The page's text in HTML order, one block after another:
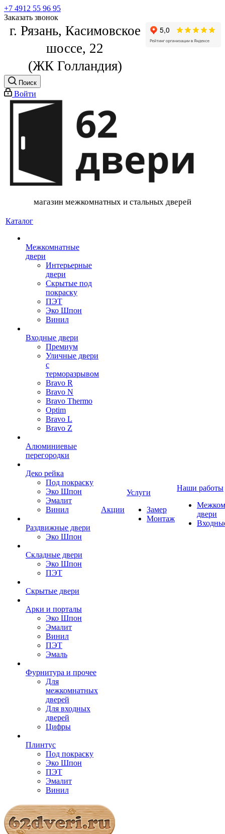
+7 4912 55 96 95
Заказать звонок
г. Рязань, Касимовское
шоссе, 22
(ЖК Голландия)
Поиск
Войти
магазин межкомнатных и стальных дверей
Каталог
Межкомнатные
двери
Интерьерные
двери
Скрытые под
покраску
ПЭТ
Эко Шпон
Винил
Входные двери
Премиум
Уличные двери
с
терморазрывом
Bravo R
Bravo N
Bravo Thermo
Optim
Bravo L
Bravo Z
Алюминиевые
перегородки
Деко рейка
Под покраску
Эко Шпон
Эмалит
Винил
Раздвижные двери
Эко Шпон
Складные двери
Эко Шпон
ПЭТ
Скрытые двери
Арки и порталы
Эко Шпон
Эмалит
Винил
ПЭТ
Эмаль
Фурнитура и прочее
Для
межкомнатных
дверей
Для входных
дверей
Цифры
Плинтус
Под покраску
Эко Шпон
ПЭТ
Эмалит
Винил
Акции
Услуги
Замер
Монтаж
Наши работы
двери